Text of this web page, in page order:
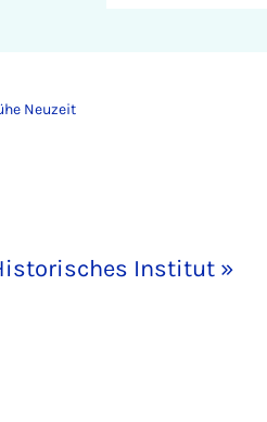
Neuzeit
Institut »